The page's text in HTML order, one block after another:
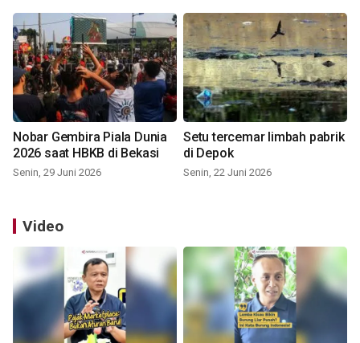
Nobar Gembira Piala Dunia
2026 saat HBKB di Bekasi
Senin, 29 Juni 2026
Setu tercemar limbah pabrik
di Depok
Senin, 22 Juni 2026
Video